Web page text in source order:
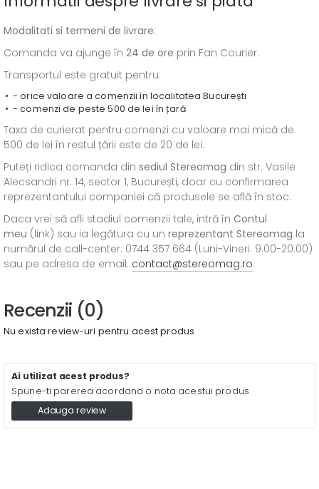
Modalitati si termeni de livrare:
Comanda va ajunge în 24 de ore prin Fan Courier.
Transportul este gratuit pentru:
- orice valoare a comenzii în localitatea București
- comenzi de peste 500 de lei în țară
Taxa de curierat pentru comenzi cu valoare mai mică de
500 de lei în restul țării este de 20 de lei.
Puteți ridica comanda din sediul Stereomag din str. Vasile
Alecsandri nr. 14, sector 1, București, doar cu confirmarea
reprezentantului companiei că produsele se află în stoc.
Daca vrei să afli stadiul comenzii tale, intră în Contul
meu (link) sau ia legătura cu un reprezentant Stereomag la
numărul de call-center: 0744 357 664 (Luni-Vineri: 9.00-20.00)
sau pe adresa de email: contact@stereomag.ro.
Recenzii (0)
Nu exista review-uri pentru acest produs
Ai utilizat acest produs?
Spune-ti parerea acordand o nota acestui produs
Adauga review